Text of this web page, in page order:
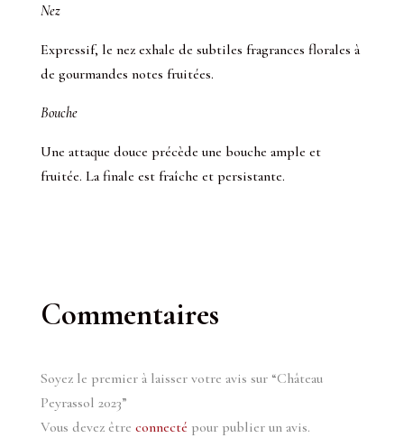
Nez
Expressif, le nez exhale de subtiles fragrances florales à
de gourmandes notes fruitées.
Bouche
Une attaque douce précède une bouche ample et
fruitée. La finale est fraîche et persistante.
Commentaires
Soyez le premier à laisser votre avis sur “Château
Peyrassol 2023”
Vous devez être connecté pour publier un avis.